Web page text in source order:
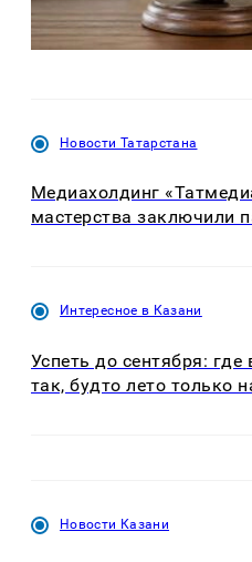
Новости Татарстана
Медиахолдинг
мастерства заключили
Интересное в Казани
Успеть до сентября:
так, будто лето только
Новости Казани